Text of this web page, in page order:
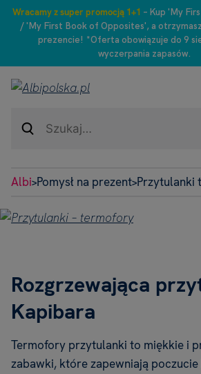
Wracamy z super promocją 1+1 – Kup 'My
/ 'My First Book of Opposites', a
prezencie! *Oferta obowiązuje do 9
wyczerpania zapasów.
Albi>Pomysł na prezent>Przytulanki
Rozgrzewająca
Kapibara
Termofory przytulanki to miękkie i
zabawki, które zapewniają